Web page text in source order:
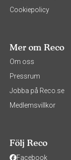
Cookiepolicy
Mer om Reco
Om oss
Pressrum
Jobba på Reco.se
Medlemsvillkor
Följ Reco
Facebook